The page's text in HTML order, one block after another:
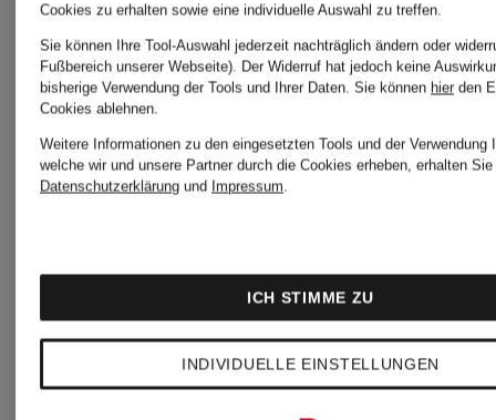
Weitere
On
Cookies zu erhalten sowie eine individuelle Auswahl zu treffen.
Sie können Ihre Tool-Auswahl jederzeit nachträglich ändern oder
Fußbereich unserer Webseite). Der Widerruf hat jedoch keine
bisherige Verwendung der Tools und Ihrer Daten. Sie können hier den
Cookies ablehnen.
Weitere Informationen zu den eingesetzten Tools und der Verwendung
welche wir und unsere Partner durch die Cookies erheben, erhalten
Datenschutzerklärung und Impressum.
INDIVIDUELLE EINSTELLUNGEN
ICH STIMME ZU